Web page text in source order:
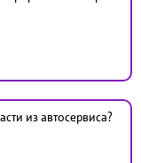
из автосервиса?